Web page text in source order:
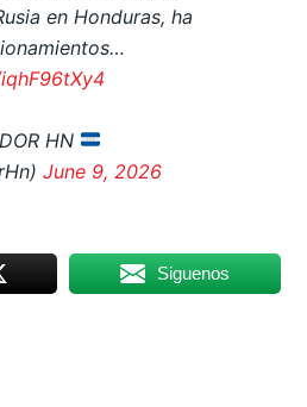
en Honduras, ha
HN
June 9, 2026
Siguenos